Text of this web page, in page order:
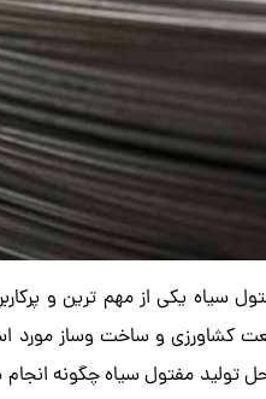
سیاه یکی از مهم ترین و
کشاورزی و ساخت وساز مورد
تولید مفتول سیاه چگونه